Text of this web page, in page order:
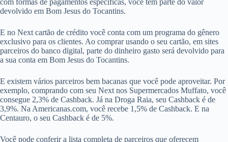
com formas de pagamentos específicas, você tem parte do valor
devolvido em Bom Jesus do Tocantins.
E no Next cartão de crédito você conta com um programa do gênero
exclusivo para os clientes. Ao comprar usando o seu cartão, em sites
parceiros do banco digital, parte do dinheiro gasto será devolvido para
a sua conta em Bom Jesus do Tocantins.
E existem vários parceiros bem bacanas que você pode aproveitar. Por
exemplo, comprando com seu Next nos Supermercados Muffato, você
consegue 2,3% de Cashback. Já na Droga Raia, seu Cashback é de
3,9%. Na Americanas.com, você recebe 1,5% de Cashback. E na
Centauro, o seu Cashback é de 5%.
Você pode conferir a lista completa de parceiros que oferecem